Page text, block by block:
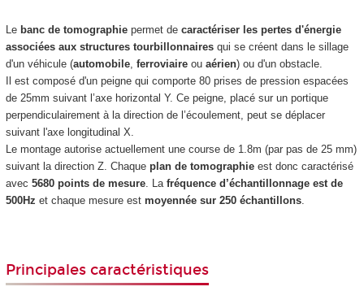
Le banc de tomographiepermet de caractériser les pertes d'énergie
associées aux structures tourbillonnairesqui se créent dans le sillage
d'un véhicule (automobile, ferroviaire ouaérien) ou d'un obstacle.
Il est composé d'un peigne qui comporte 80 prises de pression espacées
de 25mm suivant l’axe horizontal Y. Ce peigne, placé sur un portique
perpendiculairement à la direction de l’écoulement, peut se déplacer
suivant l'axe longitudinal X.
Le montage autorise actuellement une course de 1.8m (par pas de 25 mm)
suivant la direction Z. Chaque plan de tomographieest donc caractérisé
avec 5680 points de mesure. La fréquence d’échantillonnage est de
500Hz et chaque mesure est moyennée sur 250 échantillons.
Principales caractéristiques